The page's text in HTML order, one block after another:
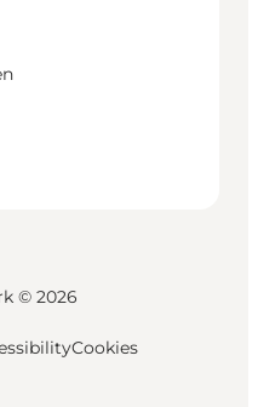
© 2026
Cookies